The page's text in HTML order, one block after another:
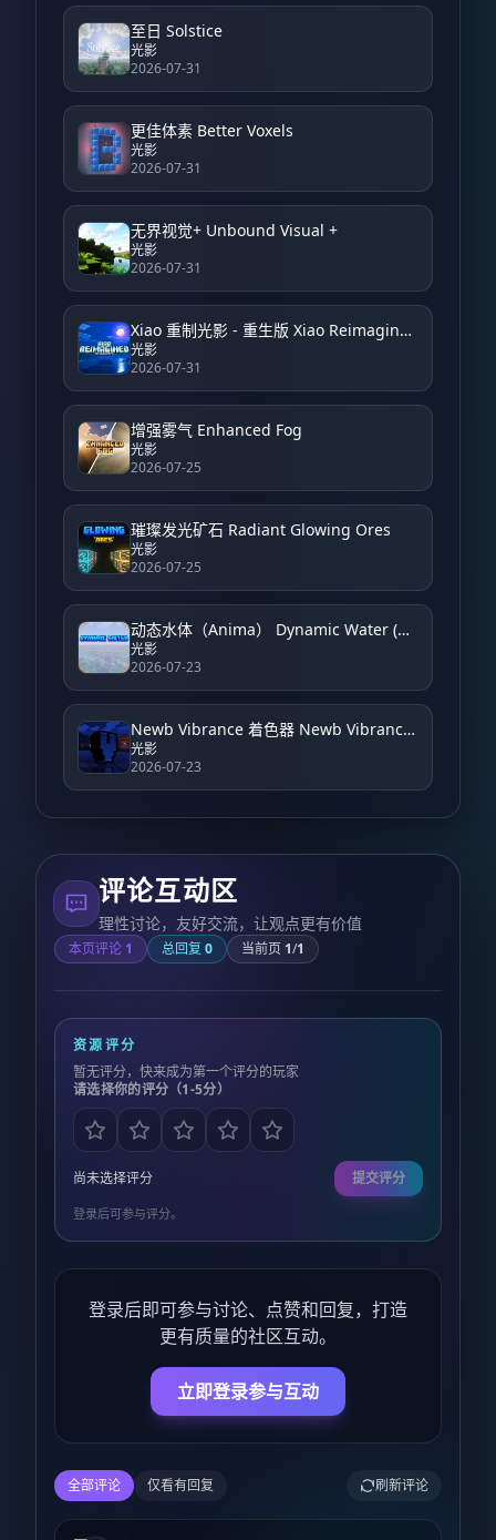
至日 Solstice
光影
2026-07-31
更佳体素 Better Voxels
光影
2026-07-31
无界视觉+ Unbound Visual +
光影
2026-07-31
Xiao 重制光影 - 重生版 Xiao Reimagined Shader - Reborn
光影
2026-07-31
增强雾气 Enhanced Fog
光影
2026-07-25
璀璨发光矿石 Radiant Glowing Ores
光影
2026-07-25
动态水体（Anima） Dynamic Water (Anima)
光影
2026-07-23
Newb Vibrance 着色器 Newb Vibrance Shader
光影
2026-07-23
评论互动区
理性讨论，友好交流，让观点更有价值
本页评论 1 总回复 0 当前页 1/1
资源评分
暂无评分，快来成为第一个评分的玩家
请选择你的评分（1-5分）
尚未选择评分 提交评分
登录后可参与评分。
登录后即可参与讨论、点赞和回复，打造
更有质量的社区互动。
立即登录参与互动
全部评论 仅看有回复 刷新评论